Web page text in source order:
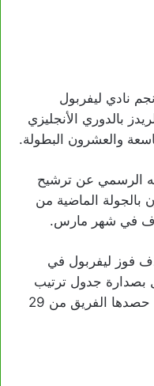
نادي ليفربول
بالدوري الأنجليزي
والعشرون البطولة.
الرسمي عن ترشيح
الماضية من
في شهر مارس.
فوز ليفربول في
بصدارة جدول ترتيب
الدوري الإنجليزي برصيد 67 نقطة، حصدها الفريق من 29